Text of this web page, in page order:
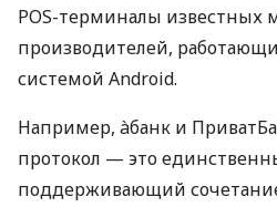
POS-терминалы известных
производителей,
системой Android.
Например, àбанк и
протокол — это
поддерживающий